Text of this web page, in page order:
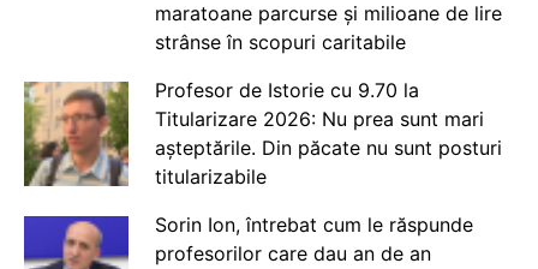
maratoane parcurse și milioane de lire
strânse în scopuri caritabile
Profesor de Istorie cu 9.70 la
Titularizare 2026: Nu prea sunt mari
așteptările. Din păcate nu sunt posturi
titularizabile
Sorin Ion, întrebat cum le răspunde
profesorilor care dau an de an